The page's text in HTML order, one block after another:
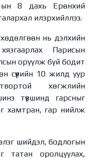
ын 8 дахь Ерөнхий
илэрхийллээ.
нь дэлхийн
Парисын
оруулж буй бодит
сүүлийн 10 жилд уур
хөгжлийн
түвшинд гарсныг
хамтран, гар нийлж
шийдэл, бодлогын
татан оролцуулах,